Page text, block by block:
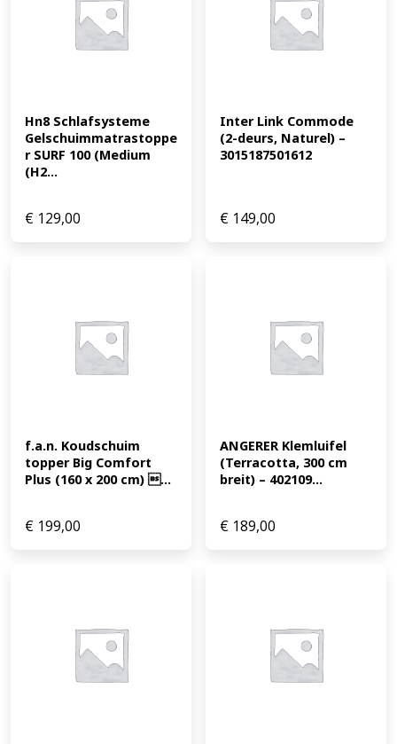
Hn8 Schlafsysteme
Gelschuimmatrastoppe
r SURF 100 (Medium
(H2...
€ 129,00
Inter Link Commode
(2-deurs, Naturel) –
3015187501612
€ 149,00
f.a.n. Koudschuim
topper Big Comfort
Plus (160 x 200 cm) ...
€ 199,00
ANGERER Klemluifel
(Terracotta, 300 cm
breit) – 402109...
€ 189,00